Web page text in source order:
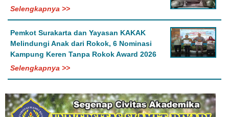
Selengkapnya >>
Pemkot Surakarta dan Yayasan KAKAK
Melindungi Anak dari Rokok, 6 Nominasi
Kampung Keren Tanpa Rokok Award 2026
Selengkapnya >>